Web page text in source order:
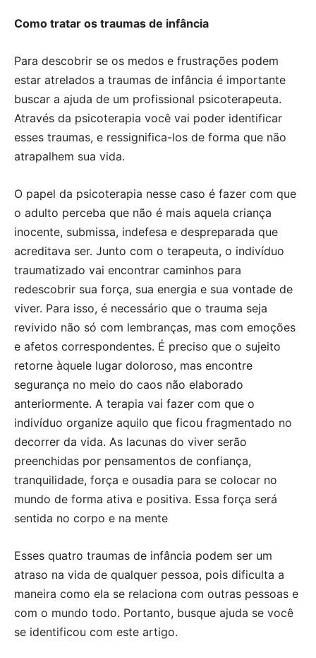
Como tratar os traumas de infância
Para descobrir se os medos e frustrações podem
estar atrelados a traumas de infância é importante
buscar a ajuda de um profissional psicoterapeuta.
Através da psicoterapia você vai poder identificar
esses traumas, e ressignifica-los de forma que não
atrapalhem sua vida.
O papel da psicoterapia nesse caso é fazer com que
o adulto perceba que não é mais aquela criança
inocente, submissa, indefesa e despreparada que
acreditava ser. Junto com o terapeuta, o indivíduo
traumatizado vai encontrar caminhos para
redescobrir sua força, sua energia e sua vontade de
viver. Para isso, é necessário que o trauma seja
revivido não só com lembranças, mas com emoções
e afetos correspondentes. É preciso que o sujeito
retorne àquele lugar doloroso, mas encontre
segurança no meio do caos não elaborado
anteriormente. A terapia vai fazer com que o
indivíduo organize aquilo que ficou fragmentado no
decorrer da vida. As lacunas do viver serão
preenchidas por pensamentos de confiança,
tranquilidade, força e ousadia para se colocar no
mundo de forma ativa e positiva. Essa força será
sentida no corpo e na mente
Esses quatro traumas de infância podem ser um
atraso na vida de qualquer pessoa, pois dificulta a
maneira como ela se relaciona com outras pessoas e
com o mundo todo. Portanto, busque ajuda se você
se identificou com este artigo.